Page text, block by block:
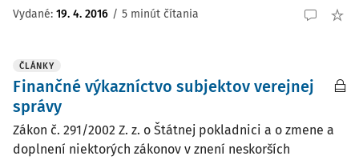
Vydané: 19. 4. 2016 / 5 minút čítania
ČLÁNKY
Finančné výkazníctvo subjektov verejnej
správy
Zákon č. 291/2002 Z. z. o Štátnej pokladnici a o zmene a
doplnení niektorých zákonov v znení neskorších